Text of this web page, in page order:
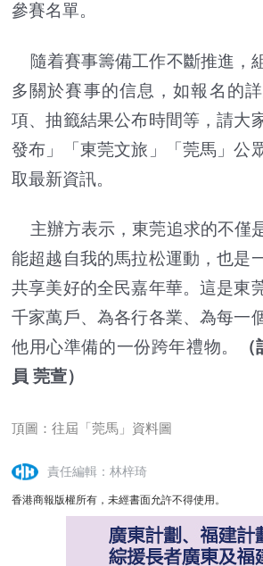
參賽名單。
隨着賽事籌備工作不斷推進，
多關於賽事的信息，如報名的
項、抽籤結果公布時間等，請大
發布」「東莞文旅」「莞馬」公
取最新資訊。
主辦方表示，東莞追求的不僅
能超越自我的馬拉松運動，也是
共享美好的全民嘉年華。這是東
千家萬戶、為各行各業、為每一
他用心準備的一份跨年禮物。
員 莞萱）
頂圖：往屆「莞馬」資料圖
責任編輯：林梓琦
香港商報版權所有，未經書面允許不得使用。